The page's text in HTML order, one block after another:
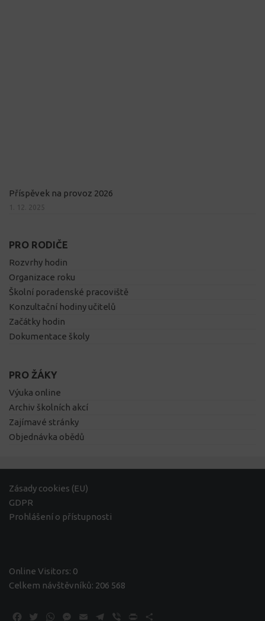
Příspěvek na provoz 2026
1. 12. 2025
PRO RODIČE
Rozvrhy hodin
Organizace roku
Školní poradenské pracoviště
Konzultační hodiny učitelů
Začátky hodin
Dokumentace školy
PRO ŽÁKY
Výuka online
Archiv školních akcí
Zajímavé stránky
Objednávka obědů
Zásady cookies (EU)
GDPR
Prohlášení o přístupnosti
Online Visitors: 0
Celkem návštěvníků: 206 568
Facebook
TwitterWhatsApp
Messenger
Email Telegram
Viber Print